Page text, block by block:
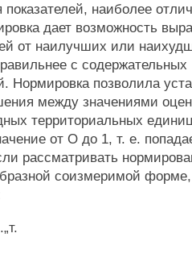
показателей, наиболее
дает возможность
от наилучших или
с содержательных
Нормировка позволила
между значениями
территориальных
от О до 1, т. е.
рассматривать
соизмеримой